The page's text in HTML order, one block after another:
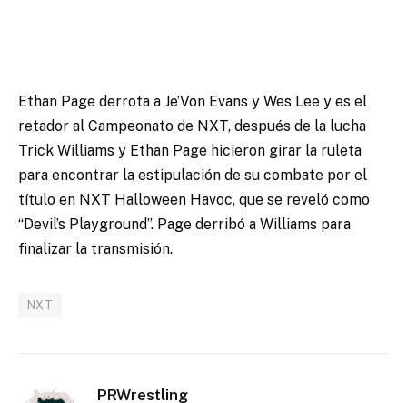
Ethan Page derrota a Je’Von Evans y Wes Lee y es el
retador al Campeonato de NXT, después de la lucha
Trick Williams y Ethan Page hicieron girar la ruleta
para encontrar la estipulación de su combate por el
título en NXT Halloween Havoc, que se reveló como
“Devil’s Playground”. Page derribó a Williams para
finalizar la transmisión.
NXT
PRWrestling